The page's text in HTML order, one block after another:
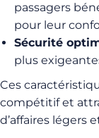
passagers
pour leur
Sécurité
plus
Ces
compétitif et
d’affaires légers